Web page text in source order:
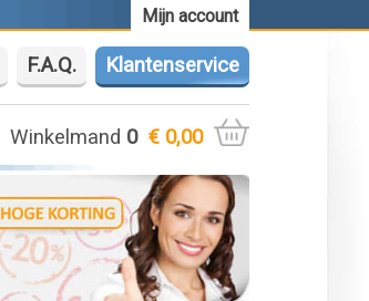
Mijn account
F.A.Q. Klantenservice
Winkelmand 0 € 0,00